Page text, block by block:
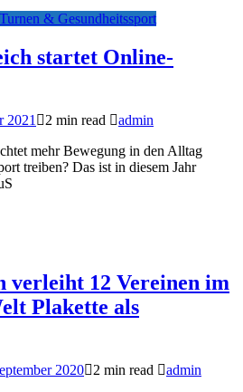
Turnen & Gesundheitssport
startet Online-
2021 2 min read
admin
mehr Bewegung in den Alltag
treiben? Das ist in diesem Jahr
verleiht 12 Vereinen im
Plakette als
2020 2 min read
admin